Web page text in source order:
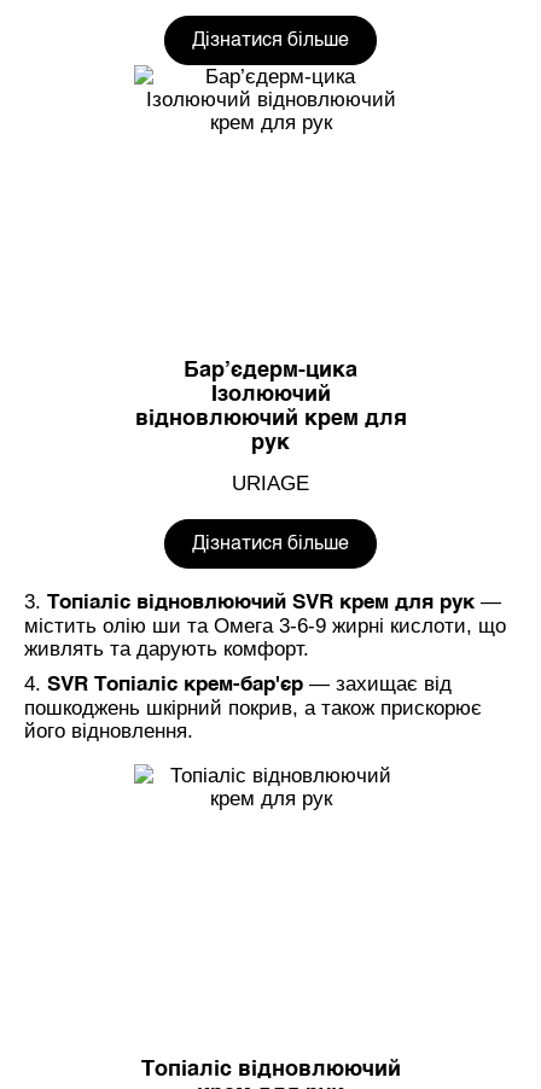
Дізнатися більше
Бар’єдерм-цика
Ізолюючий
відновлюючий крем для
рук
URIAGE
Дізнатися більше
3. Топіаліс відновлюючий SVR крем для рук —
містить олію ши та Омега 3-6-9 жирні кислоти, що
живлять та дарують комфорт.
4. SVR Топіаліс крем-бар'єр — захищає від
пошкоджень шкірний покрив, а також прискорює
його відновлення.
Топіаліс відновлюючий